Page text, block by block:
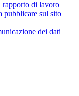
rapporto di lavoro
pubblicare sul sito
dei dati